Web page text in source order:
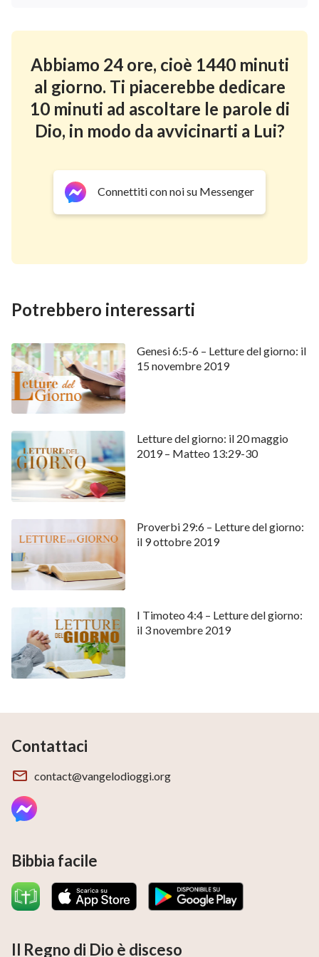
Partito Comunista Cinese
freneticamente la fede
religiosa? (Estratto)
Film della chiesa | In che modo
Dio purifica l'indole corrotta
dell'uomo? (Estratto)
Abbiamo 24 ore, cioè 1440 minuti
al giorno. Ti piacerebbe dedicare
10 minuti ad ascoltare le parole di
Dio, in modo da avvicinarti a Lui?
Connettiti con noi su Messenger
Potrebbero interessarti
Genesi 6:5-6 – Letture del giorno: il
15 novembre 2019
Letture del giorno: il 20 maggio
2019 – Matteo 13:29-30
Proverbi 29:6 – Letture del giorno:
il 9 ottobre 2019
I Timoteo 4:4 – Letture del giorno:
il 3 novembre 2019
Contattaci
contact@vangelodioggi.org
Bibbia facile
Il Regno di Dio è disceso